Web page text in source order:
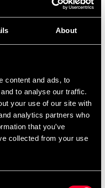
About
content and ads, to
to analyse our traffic.
your use of our site with
analytics partners who
that you’ve
collected from your use